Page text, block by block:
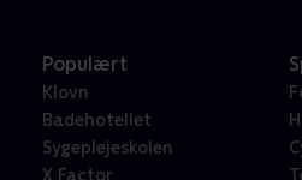
Populært
Klovn
Badehotellet
Sygeplejeskolen
X Factor